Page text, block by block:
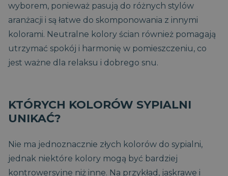
wyborem, ponieważ pasują do różnych stylów
aranżacji i są łatwe do skomponowania z innymi
kolorami. Neutralne kolory ścian również pomagają
utrzymać spokój i harmonię w pomieszczeniu, co
jest ważne dla relaksu i dobrego snu.
KTÓRYCH KOLORÓW SYPIALNI
UNIKAĆ?
Nie ma jednoznacznie złych kolorów do sypialni,
jednak niektóre kolory mogą być bardziej
kontrowersyjne niż inne. Na przykład, jaskrawe i